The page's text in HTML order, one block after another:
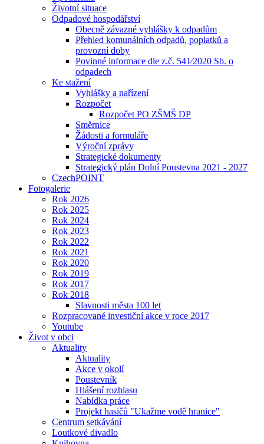
Životní situace
Odpadové hospodářství
Obecně závazné vyhlášky k odpadům
Přehled komunálních odpadů, poplatků a
provozní doby
Povinné informace dle z.č. 541⁄2020 Sb. o
odpadech
Ke stažení
Vyhlášky a nařízení
Rozpočet
Rozpočet PO ZŠMŠ DP
Směrnice
Žádosti a formuláře
Výroční zprávy
Strategické dokumenty
Strategický plán Dolní Poustevna 2021 - 2027
CzechPOINT
Fotogalerie
Rok 2026
Rok 2025
Rok 2024
Rok 2023
Rok 2022
Rok 2021
Rok 2020
Rok 2019
Rok 2017
Rok 2018
Slavnosti města 100 let
Rozpracované investiční akce v roce 2017
Youtube
Život v obci
Aktuality
Aktuality
Akce v okolí
Poustevník
Hlášení rozhlasu
Nabídka práce
Projekt hasičů "Ukažme vodě hranice"
Centrum setkávání
Loutkové divadlo